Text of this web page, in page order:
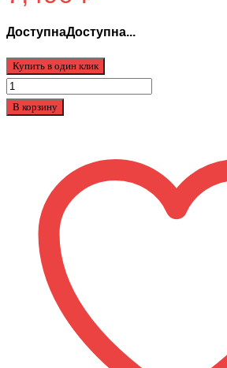
ДоступнаДоступна...
Купить в один клик
Количество
товара
В корзину